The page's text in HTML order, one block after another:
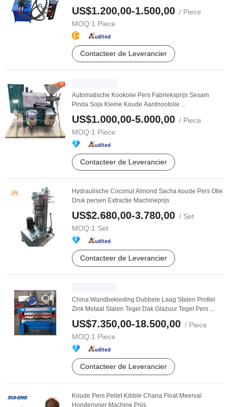
US$1.200,00-1.500,00 / Piece
MOQ:1 Piece
Contacteer de Leverancier
Automatische Kookolie Pers Fabrieksprijs Sesam
Pinda Soja Kleine Koude Aardnootolie ...
US$1.000,00-5.000,00 / Piece
MOQ:1 Piece
Contacteer de Leverancier
Hydraulische Coconut Almond Sacha koude Pers Olie
Druk persen Extractie Machineprijs
US$2.680,00-3.780,00 / Set
MOQ:1 Set
Contacteer de Leverancier
China Wandbekleding Dubbele Laag Stalen Profiel
Zink Metaal Stalen Tegel Dak Glazuur Tegel Pers ...
US$7.350,00-18.500,00 / Piece
MOQ:1 Piece
Contacteer de Leverancier
Koude Pers Pellet Kibble Chana Float Meerval
Hondenvoer Machine Prijs